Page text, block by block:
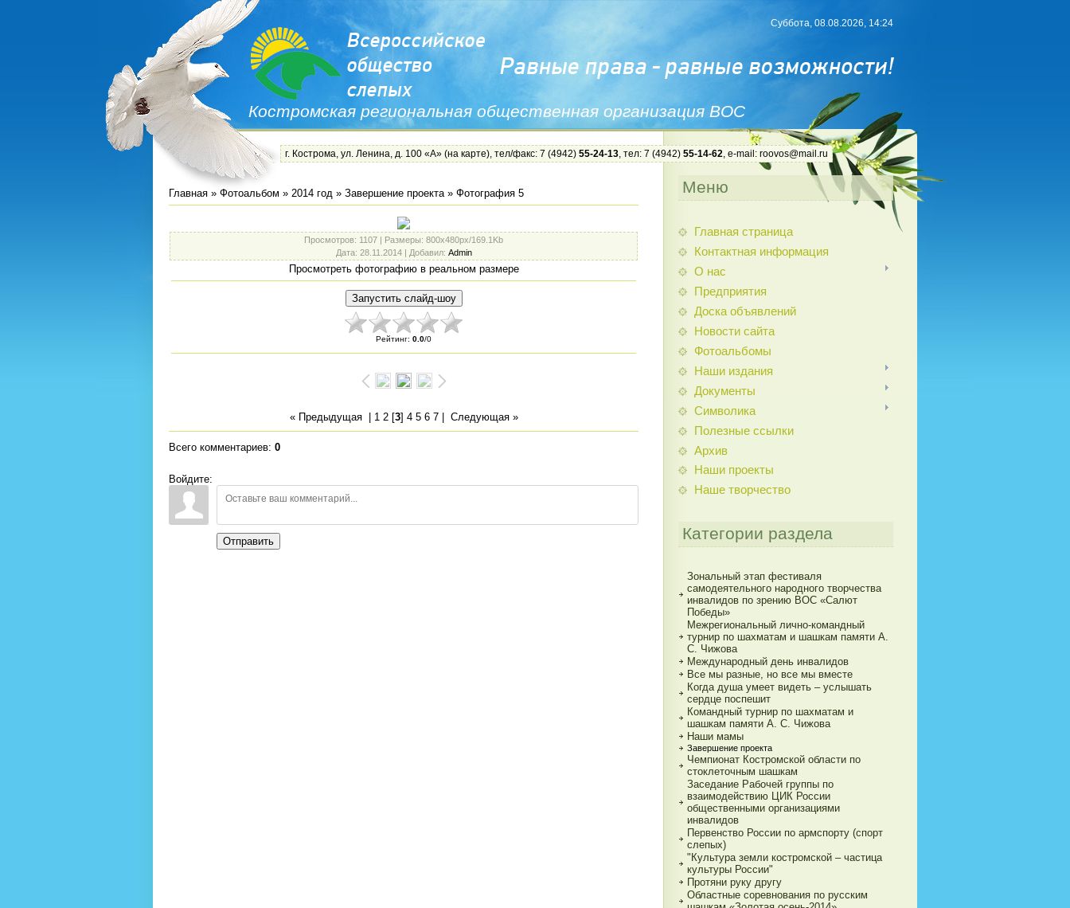
Костромская региональная общественная организация ВОС
Суббота, 08.08.2026, 14:24
г. Кострома, ул. Ленина, д. 100 «А» (на карте), тел/факс: 7 (4942) 55-24-13, тел: 7 (4942) 55-14-62, e-mail: roovos@mail.ru
Главная » Фотоальбом » 2014 год » Завершение проекта» Фотография 5
Просмотров: 1107 | Размеры: 800x480px/169.1Kb
Дата: 28.11.2014 | Добавил: Admin
Просмотреть фотографию в реальном размере
Рейтинг: 0.0/0
« Предыдущая| 1 2[3] 4 5 6 7| Следующая »
Всего комментариев: 0
Войдите:
Отправить
Меню
Главная страница
Контактная информация
О нас
Предприятия
Доска объявлений
Новости сайта
Фотоальбомы
Наши издания
Документы
Символика
Полезные ссылки
Архив
Наши проекты
Наше творчество
Категории раздела
Зональный этап фестиваля
самодеятельного народного творчества
инвалидов по зрению ВОС «Салют
Победы»
Межрегиональный лично-командный
турнир по шахматам и шашкам памяти А.
С. Чижова
Международный день инвалидов
Все мы разные, но все мы вместе
Когда душа умеет видеть – услышать
сердце поспешит
Командный турнир по шахматам и
шашкам памяти А. С. Чижова
Наши мамы
Завершение проекта
Чемпионат Костромской области по
стоклеточным шашкам
Заседание Рабочей группы по
взаимодействию ЦИК России
общественными организациями
инвалидов
Первенство России по армспорту (спорт
слепых)
"Культура земли костромской – частица
культуры России"
Протяни руку другу
Областные соревнования по русским